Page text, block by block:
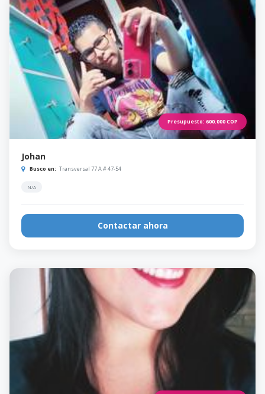
Presupuesto: 600.000COP
Johan
Busco en: Transversal 77 A # 47-54
N/A
Contactar ahora